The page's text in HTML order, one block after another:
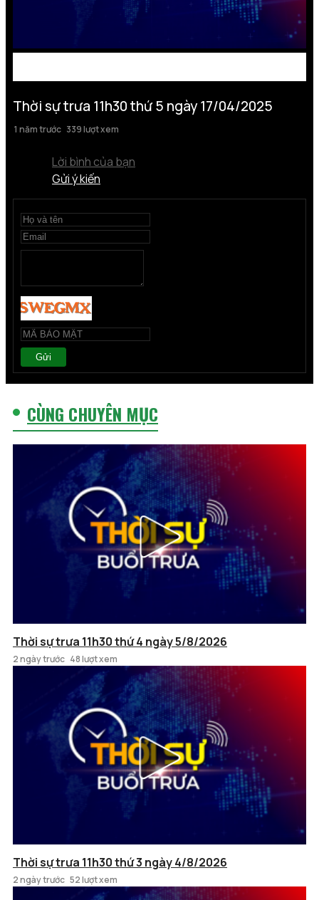
Thời sự trưa 11h30 thứ 5 ngày 17/04/2025
1 năm trước 339 lượt xem
Lời bình của bạn
Gửi ý kiến
Gửi
CÙNG CHUYÊN MỤC
Thời sự trưa 11h30 thứ 4 ngày 5/8/2026
2 ngày trước 48 lượt xem
Thời sự trưa 11h30 thứ 3 ngày 4/8/2026
2 ngày trước 52 lượt xem